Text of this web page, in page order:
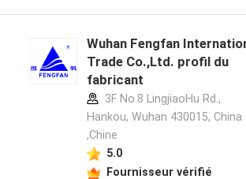
Wuhan Fengfan
Trade Co.,Ltd. profil du
fabricant
3F No.8 LingjiaoHu Rd.,
Hankou, Wuhan 430015, China
,Chine
5.0
Fournisseur vérifié